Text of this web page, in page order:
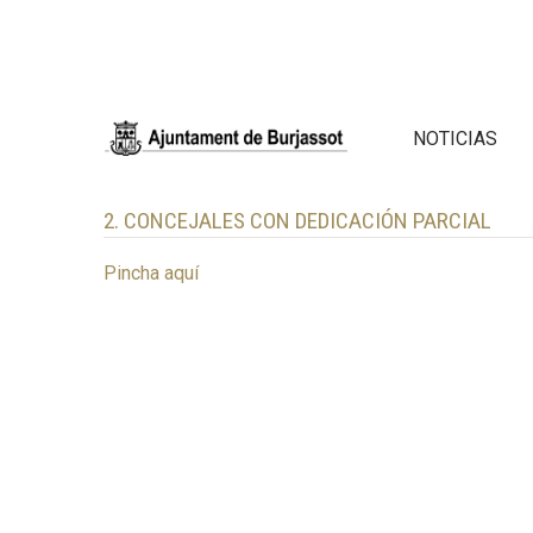
NOTICIAS
2. CONCEJALES CON DEDICACIÓN PARCIAL
Pincha aquí